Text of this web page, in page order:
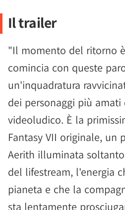
Il trailer
"Il momento del ritorno
comincia con queste
un'inquadratura
dei personaggi più
videoludico. È la
Fantasy VII originale, un
Aerith illuminata
del lifestream, l'energia
pianeta e che la
sta lentamente